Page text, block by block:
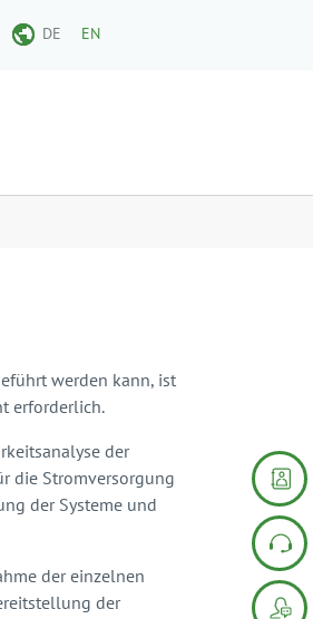
DE EN
werden kann, ist
erforderlich.
der
die Stromversorgung
der Systeme und
der einzelnen
der